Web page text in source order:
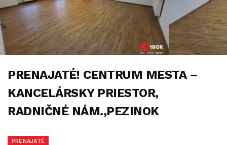
PRENAJATÉ! CENTRUM MESTA –
KANCELÁRSKY PRIESTOR,
RADNIČNÉ NÁM.,PEZINOK
PRENAJATÉ